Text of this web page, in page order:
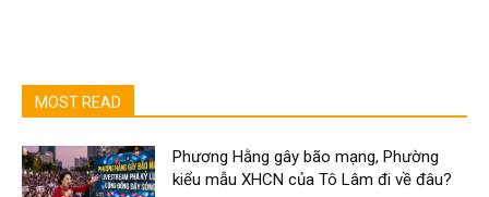
MOST READ
Phương Hằng gây bão mạng, Phường
kiểu mẫu XHCN của Tô Lâm đi về đâu?